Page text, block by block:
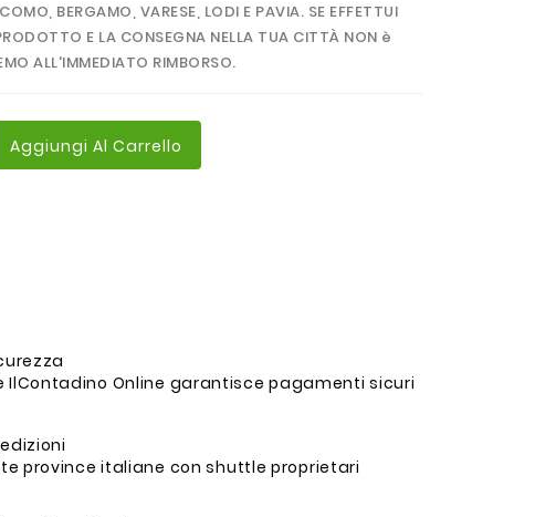
BERGAMO, VARESE, LODI E PAVIA. SE EFFETTUI
E LA CONSEGNA NELLA TUA CITTÀ NON è
ALL'IMMEDIATO RIMBORSO.
Aggiungi Al Carrello
IlContadino Online garantisce pagamenti sicuri
province italiane con shuttle proprietari